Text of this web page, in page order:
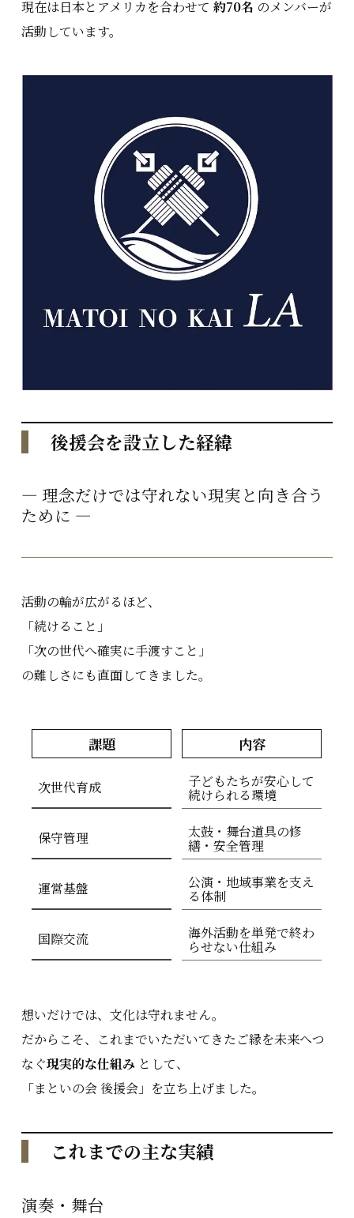
現在は日本とアメリカを合わせて約70名 のメンバーが
活動しています。
後援会を設立した経緯
― 理念だけでは守れない現実と向き合う
ために ―
活動の輪が広がるほど、
「続けること」
「次の世代へ確実に手渡すこと」
の難しさにも直面してきました。
課題 内容
次世代育成 子どもたちが安心して
続けられる環境
保守管理 太鼓・舞台道具の修
繕・安全管理
運営基盤 公演・地域事業を支え
る体制
国際交流 海外活動を単発で終わ
らせない仕組み
想いだけでは、文化は守れません。
だからこそ、これまでいただいてきたご縁を未来へつ
なぐ現実的な仕組み として、
「まといの会 後援会」を立ち上げました。
これまでの主な実績
演奏・舞台